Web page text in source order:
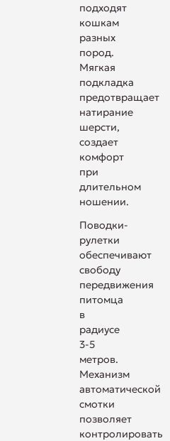
подходят
кошкам
разных
пород.
Мягкая
подкладка
предотвращает
натирание
шерсти,
создает
комфорт
при
длительном
ношении.
Поводки-
рулетки
обеспечивают
свободу
передвижения
питомца
в
радиусе
3-5
метров.
Механизм
автоматической
смотки
позволяет
контролировать